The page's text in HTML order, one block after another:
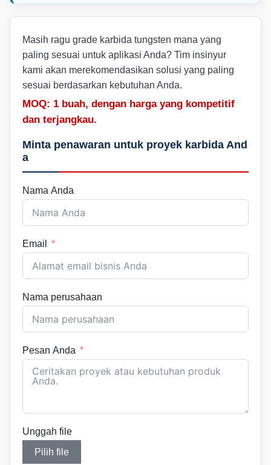
Masih ragu grade karbida tungsten mana yang
paling sesuai untuk aplikasi Anda? Tim insinyur
kami akan merekomendasikan solusi yang paling
sesuai berdasarkan kebutuhan Anda.
MOQ: 1 buah, dengan harga yang kompetitif
dan terjangkau.
Minta penawaran untuk proyek karbida And
a
Nama Anda
Email
Nama perusahaan
Pesan Anda
Unggah file
Pilih file